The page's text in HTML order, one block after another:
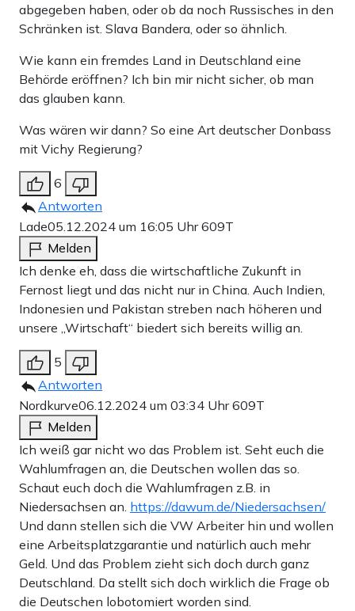
abgegeben haben, oder ob da noch Russisches in den
Schränken ist. Slava Bandera, oder so ähnlich.
Wie kann ein fremdes Land in Deutschland eine
Behörde eröffnen? Ich bin mir nicht sicher, ob man
das glauben kann.
Was wären wir dann? So eine Art deutscher Donbass
mit Vichy Regierung?
6
Antworten
Lade05.12.2024 um 16:05 Uhr609T
Melden
Ich denke eh, dass die wirtschaftliche Zukunft in
Fernost liegt und das nicht nur in China. Auch Indien,
Indonesien und Pakistan streben nach höheren und
unsere „Wirtschaft“ biedert sich bereits willig an.
5
Antworten
Nordkurve06.12.2024 um 03:34 Uhr609T
Melden
Ich weiß gar nicht wo das Problem ist. Seht euch die
Wahlumfragen an, die Deutschen wollen das so.
Schaut euch doch die Wahlumfragen z.B. in
Niedersachsen an. https://dawum.de/Niedersachsen/
Und dann stellen sich die VW Arbeiter hin und wollen
eine Arbeitsplatzgarantie und natürlich auch mehr
Geld. Und das Problem zieht sich doch durch ganz
Deutschland. Da stellt sich doch wirklich die Frage ob
die Deutschen lobotomiert worden sind.